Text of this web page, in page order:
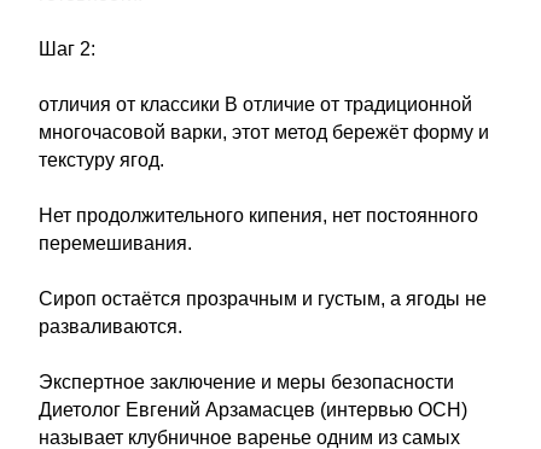
Шаг 2:
отличия от классики В отличие от традиционной
многочасовой варки, этот метод бережёт форму и
текстуру ягод.
Нет продолжительного кипения, нет постоянного
перемешивания.
Сироп остаётся прозрачным и густым, а ягоды не
разваливаются.
Экспертное заключение и меры безопасности
Диетолог Евгений Арзамасцев (интервью ОСН)
называет клубничное варенье одним из самых